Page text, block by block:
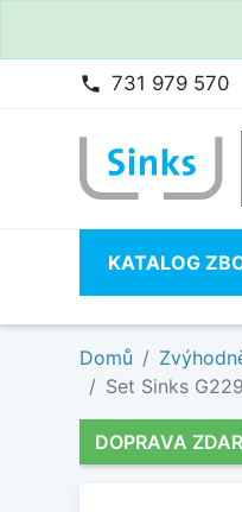
phone 731 979 570
KATALOG
Domů
Set Sinks
DOPRAVA